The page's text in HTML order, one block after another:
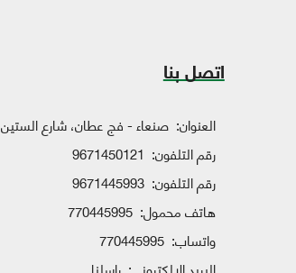
اتصل بنا
العنوان: صنعاء - فج عطان، شارع الستين
رقم التلفون: 9671450121
رقم التلفون: 9671445993
هاتف محمول: 770445995
واتساب: 770445995